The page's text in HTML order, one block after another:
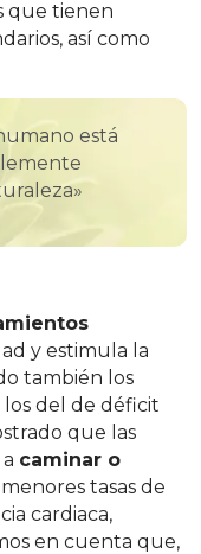
que tienen
así como
está
y estimula la
también los
del de déficit
que las
caminar o
tasas de
cardiaca,
en cuenta que,